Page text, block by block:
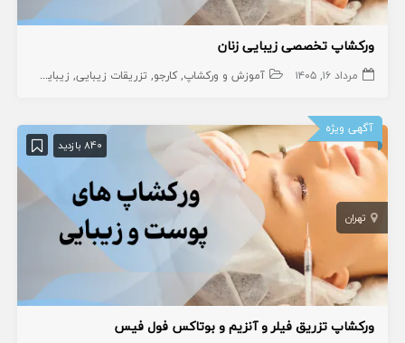
ورکشاپ تخصصی زیبایی زنان
مرداد ۱۶, ۱۴۰۵ آموزش و ورکشاپ کارجو تزریقات زیبایی زیبایی
آگهی ویژه
840 بازدید
تهران
ورکشاپ تزریق فیلر و آنزیم و بوتاکس فول فیس